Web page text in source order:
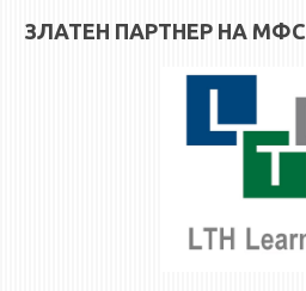
ЗЛАТЕН ПАРТНЕР НА МФС